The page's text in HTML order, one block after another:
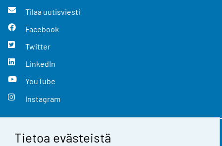
Tietoa evästeistä
Tilaa uutisviesti
Facebook
Twitter
LinkedIn
YouTube
Instagram
Yhteystiedot